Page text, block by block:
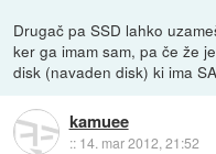
Drugač pa SSD lahko
ker ga imam sam, pa če že
disk (navaden disk) ki ima
kamuee
:: 14. mar 2012, 21:52